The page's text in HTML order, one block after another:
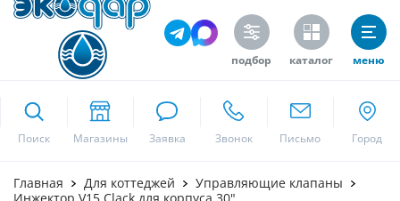
подбор каталог меню
Поиск
Москва
Главная Для коттеджей
Управляющие клапаны